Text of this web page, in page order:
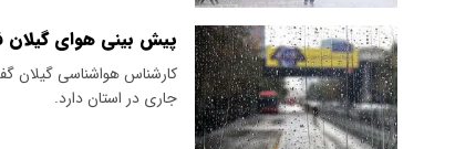
پیش بینی هوای گیلان فردا ۳۰ اردیبهشت ۱۴۰۵/
کارشناس هواشناسی گیلان
جاری در استان دارد.